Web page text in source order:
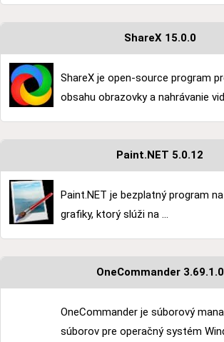
ShareX 15.0.0
ShareX je open-source program
obsahu obrazovky a nahrávanie
Paint.NET 5.0.12
Paint.NET je bezplatný program
grafiky, ktorý slúži na ...
OneCommander 3.69.1.0
OneCommander je súborový
súborov pre operačný systém